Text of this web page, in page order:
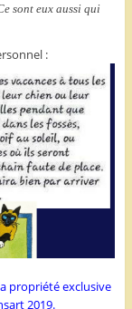
sont eux aussi qui
:
propriété exclusive
2019.